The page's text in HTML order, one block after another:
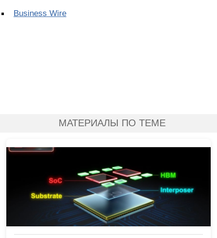
Business Wire
МАТЕРИАЛЫ ПО ТЕМЕ